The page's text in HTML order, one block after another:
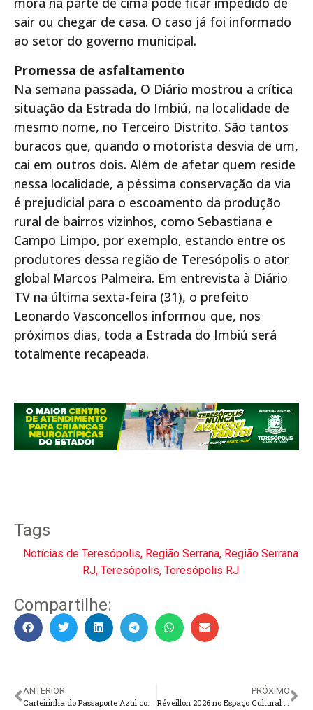
sair ou chegar de casa. O caso já foi informado
ao setor do governo municipal.
Promessa de asfaltamento
Na semana passada, O Diário mostrou a crítica
situação da Estrada do Imbiú, na localidade de
mesmo nome, no Terceiro Distrito. São tantos
buracos que, quando o motorista desvia de um,
cai em outros dois. Além de afetar quem reside
nessa localidade, a péssima conservação da via
é prejudicial para o escoamento da produção
rural de bairros vizinhos, como Sebastiana e
Campo Limpo, por exemplo, estando entre os
produtores dessa região de Teresópolis o ator
global Marcos Palmeira. Em entrevista à Diário
TV na última sexta-feira (31), o prefeito
Leonardo Vasconcellos informou que, nos
próximos dias, toda a Estrada do Imbiú será
totalmente recapeada.
Tags
Notícias de Teresópolis, Região Serrana, Região Serrana
RJ, Teresópolis, Teresópolis RJ
Compartilhe:
ANTERIOR
PRÓXIMO